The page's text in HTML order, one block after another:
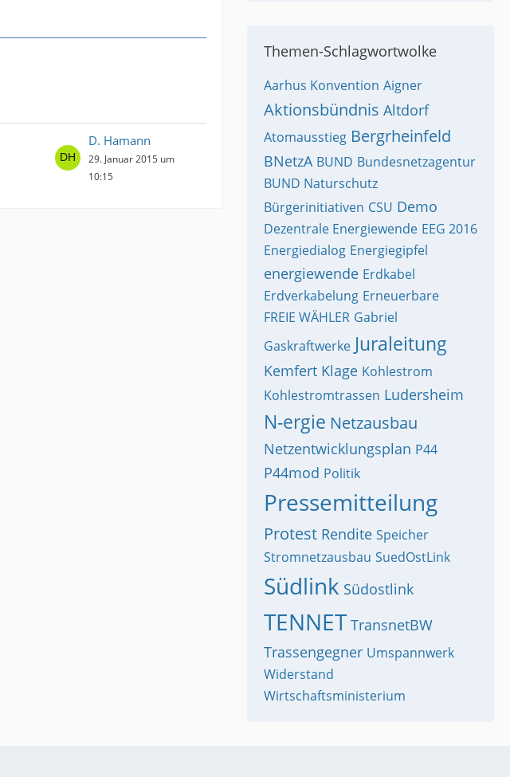
D. Hamann
29. Januar 2015 um
10:15
Themen-Schlagwortwolke
Aarhus Konvention Aigner
Aktionsbündnis Altdorf
Atomausstieg Bergrheinfeld
BNetzA BUND Bundesnetzagentur
BUND Naturschutz
Bürgerinitiativen CSU Demo
Dezentrale Energiewende EEG 2016
Energiedialog Energiegipfel
energiewende Erdkabel
Erdverkabelung Erneuerbare
FREIE WÄHLER Gabriel
Gaskraftwerke Juraleitung
Kemfert Klage Kohlestrom
Kohlestromtrassen Ludersheim
N-ergie Netzausbau
Netzentwicklungsplan P44
P44mod Politik
Pressemitteilung
Protest Rendite Speicher
Stromnetzausbau SuedOstLink
Südlink Südostlink
TENNET TransnetBW
Trassengegner Umspannwerk
Widerstand
Wirtschaftsministerium